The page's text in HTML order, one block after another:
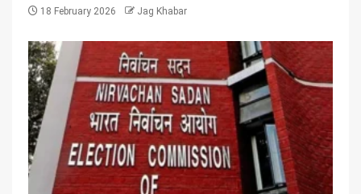
18 February 2026 Jag Khabar